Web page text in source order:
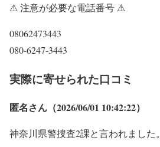
⚠ 注意が必要な電話番号 ⚠
08062473443
080-6247-3443
実際に寄せられた口コミ
匿名さん（2026/06/01 10:42:22）
神奈川県警捜査2課と言われました。